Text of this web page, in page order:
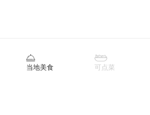

当地美食

可点菜